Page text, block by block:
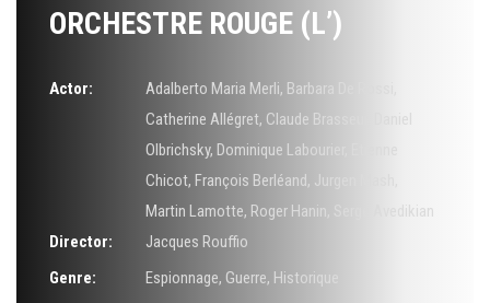
ORCHESTRE ROUGE (L’)
Actor: Adalberto Maria Merli, Barbara De Rossi
Catherine Allégret, Claude Brasseur
Olbrichsky, Dominique Labourier
Chicot, François Berléand, Jurgen Mash
Martin Lamotte, Roger Hanin
Serge Avedikian
Director:
Jacques Rouffio
Genre:
Espionnage, Guerre, Historique